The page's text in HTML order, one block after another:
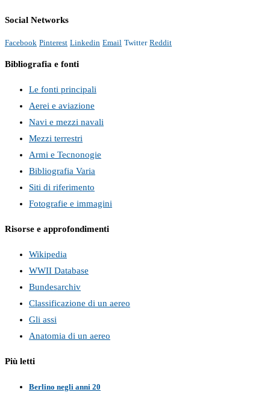
Social Networks
Facebook Pinterest Linkedin Email Twitter Reddit
Bibliografia e fonti
Le fonti principali
Aerei e aviazione
Navi e mezzi navali
Mezzi terrestri
Armi e Tecnonogie
Bibliografia Varia
Siti di riferimento
Fotografie e immagini
Risorse e approfondimenti
Wikipedia
WWII Database
Bundesarchiv
Classificazione di un aereo
Gli assi
Anatomia di un aereo
Più letti
Berlino negli anni 20